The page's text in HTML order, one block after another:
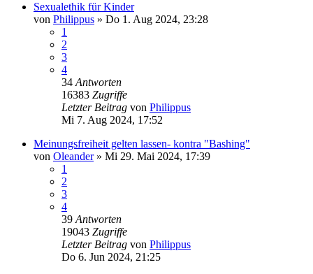
Sexualethik für Kinder
von Philippus » Do 1. Aug 2024, 23:28
1
2
3
4
34 Antworten
16383 Zugriffe
Letzter Beitrag von Philippus
Mi 7. Aug 2024, 17:52
Meinungsfreiheit gelten lassen- kontra "Bashing"
von Oleander» Mi 29. Mai 2024, 17:39
1
2
3
4
39 Antworten
19043 Zugriffe
Letzter Beitrag von Philippus
Do 6. Jun 2024, 21:25